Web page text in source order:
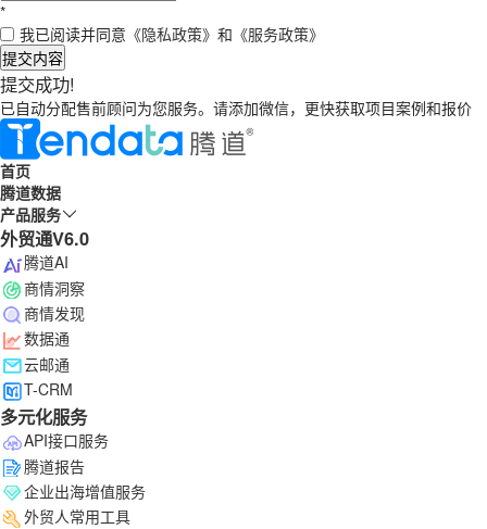
*
我已阅读并同意 《隐私政策》 和 《服务政策》
提交内容
提交成功!
已自动分配售前顾问为您服务。请添加微信，更快获取项目案例和报价
首页
腾道数据
产品服务
外贸通V6.0
腾道AI
商情洞察
商情发现
数据通
云邮通
T-CRM
多元化服务
API接口服务
腾道报告
企业出海增值服务
外贸人常用工具